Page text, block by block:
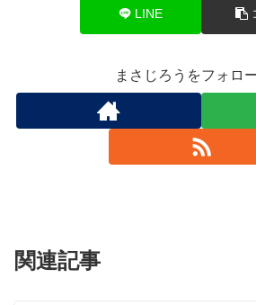
LINE
まさじろうをフォロ
関連記事